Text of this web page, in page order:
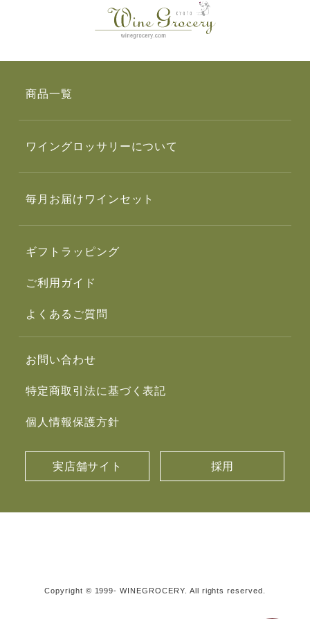
商品一覧
ワイングロッサリーについて
毎月お届けワインセット
ギフトラッピング
ご利用ガイド
よくあるご質問
お問い合わせ
特定商取引法に基づく表記
個人情報保護方針
実店舗サイト 採用
Copyright © 1999- WINEGROCERY. All rights reserved.